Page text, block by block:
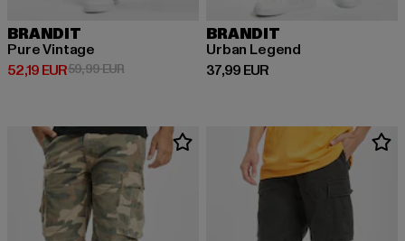
BRANDIT
Pure Vintage
52,19 EUR
Derzeitiger Preis: 52,19 EUR
59,99 EURAktionspreis: 59,99 EUR
BRANDIT
Urban Legend
37,99 EUR
Derzeitiger Preis: 37,99 EUR